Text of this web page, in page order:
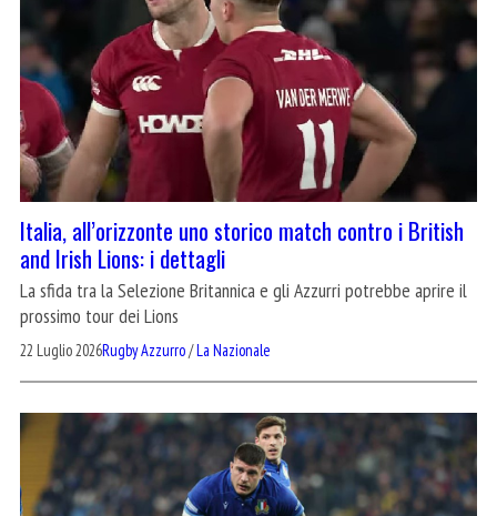
Italia, all’orizzonte uno storico match contro i British
and Irish Lions: i dettagli
La sfida tra la Selezione Britannica e gli Azzurri potrebbe aprire il
prossimo tour dei Lions
22 Luglio 2026Rugby Azzurro/La Nazionale